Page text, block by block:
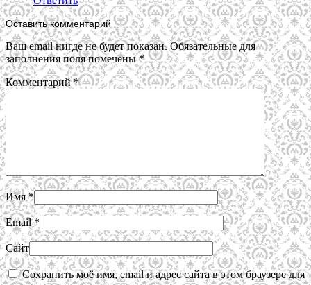
Оставить комментарий
Ваш email нигде не будет показан. Обязательные для
заполнения поля помечены*
Комментарий*
Имя *
Email *
Сайт
Сохранить моё имя, email и адрес сайта в этом браузере для